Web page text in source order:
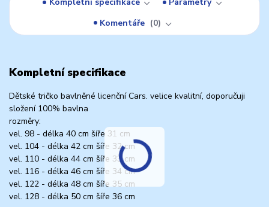
Komentáře
0
Kompletní specifikace
Dětské tričko bavlněné licenční Cars. velice kvalitní, doporučuji
složení 100% bavlna
rozměry:
vel. 98 - délka 40 cm šíře 31 cm
vel. 104 - délka 42 cm šíře 32 cm
vel. 110 - délka 44 cm šíře 33 cm
vel. 116 - délka 46 cm šíře 34 cm
vel. 122 - délka 48 cm šíře 35 cm
vel. 128 - délka 50 cm šíře 36 cm